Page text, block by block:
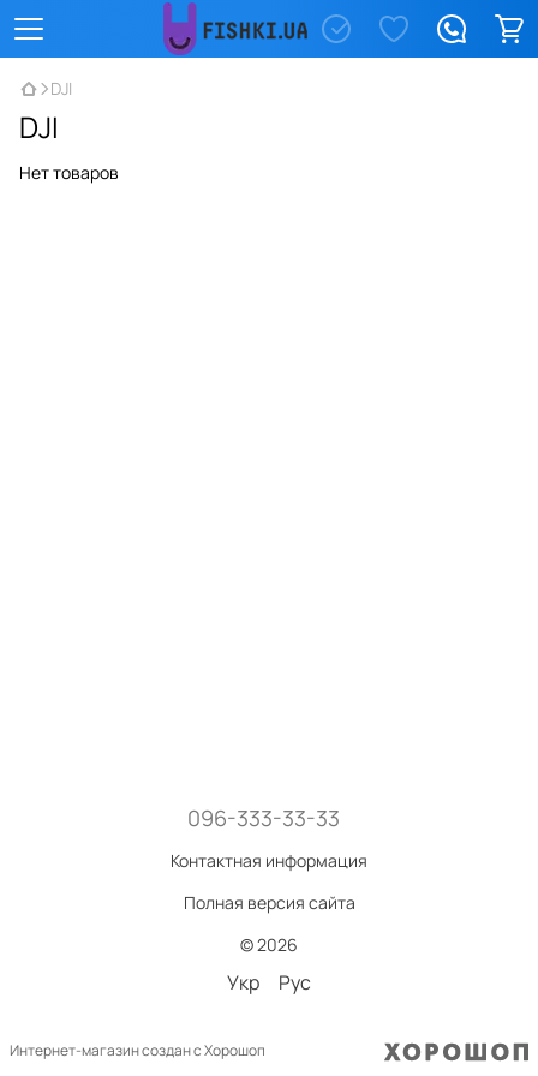
DJI
DJI
Нет товаров
096-333-33-33
Контактная информация
Полная версия сайта
© 2026
Укр Рус
Интернет-магазин создан с Хорошоп